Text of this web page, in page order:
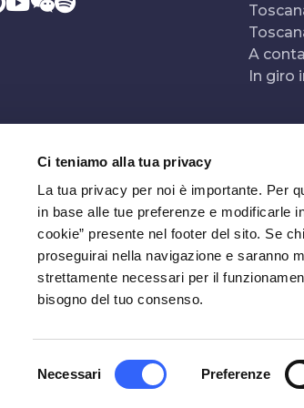
Ci teniamo alla tua privacy
La tua privacy per noi è importante. Per
in base alle tue preferenze e modificarle
cookie” presente nel footer del sito. Se
proseguirai nella navigazione e saranno
strettamente necessari per il
bisogno del tuo consenso.
Necessari Preferenze
A
In giro
PRIVACY E NOTE LEGALI ACCESSIBILITÀ